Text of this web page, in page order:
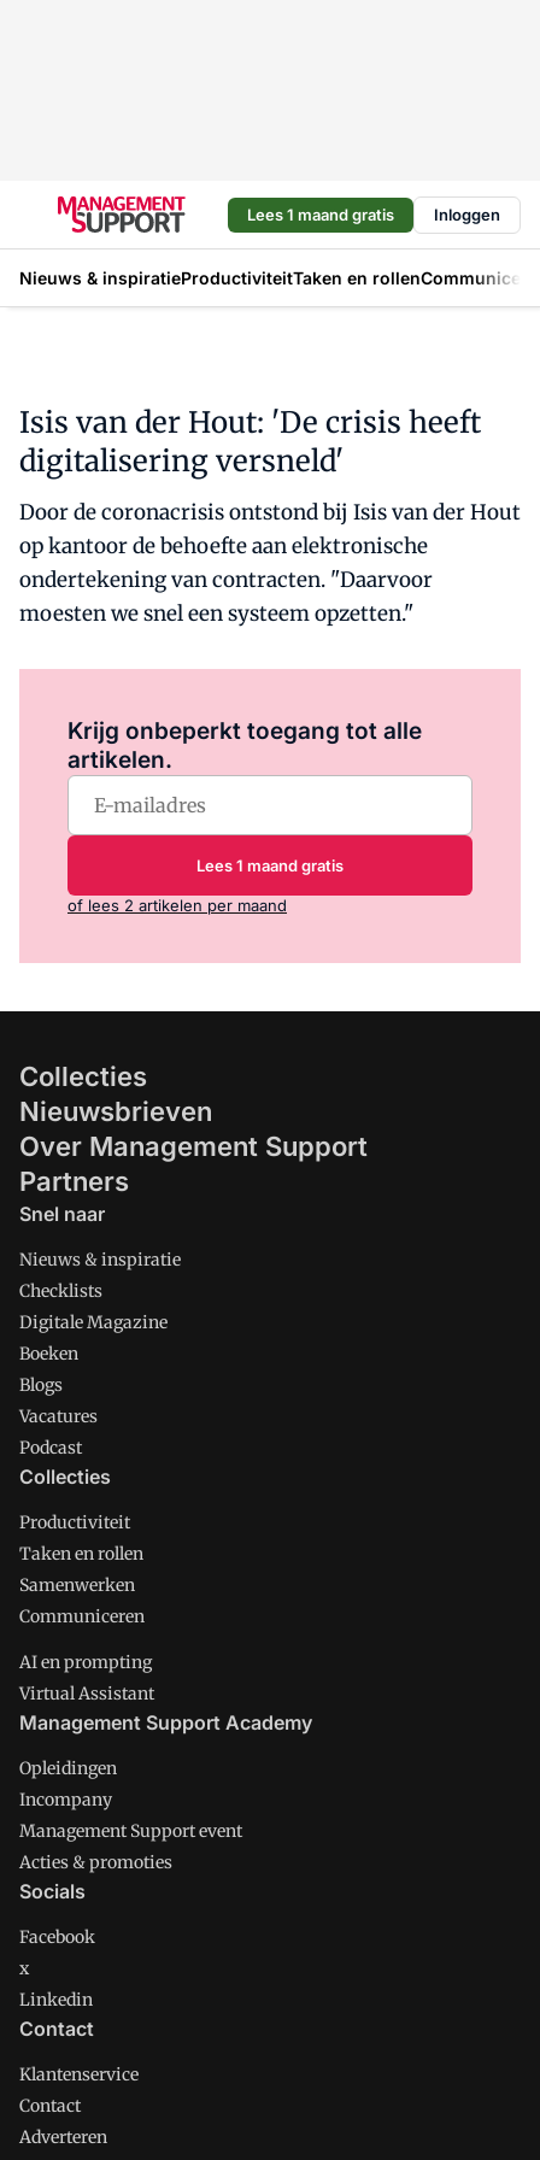
Lees 1 maand gratis Inloggen
Nieuws & inspiratieProductiviteitTaken en rollen
Isis van der Hout: 'De crisis heeft
digitalisering versneld'
Door de coronacrisis ontstond bij Isis van der Hout
op kantoor de behoefte aan elektronische
ondertekening van contracten. "Daarvoor
moesten we snel een systeem opzetten."
Krijg onbeperkt toegang tot alle
artikelen.
Lees 1 maand gratis
of lees 2 artikelen per maand
Collecties
Nieuwsbrieven
Over Management Support
Partners
Snel naar
Nieuws & inspiratie
Checklists
Digitale Magazine
Boeken
Blogs
Vacatures
Podcast
Collecties
Productiviteit
Taken en rollen
Samenwerken
Communiceren
AI en prompting
Virtual Assistant
Management Support Academy
Opleidingen
Incompany
Management Support event
Acties & promoties
Socials
Facebook
x
Linkedin
Contact
Klantenservice
Contact
Adverteren